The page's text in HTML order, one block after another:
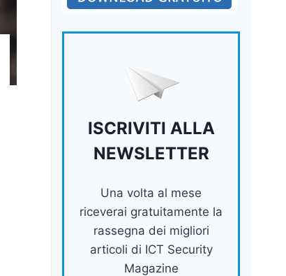
ISCRIVITI ALLA
NEWSLETTER
Una volta al mese
riceverai gratuitamente la
rassegna dei migliori
articoli di ICT Security
Magazine